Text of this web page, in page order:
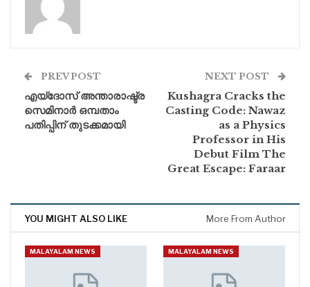
PREV POST
എയ്ദോസ് അന്താരാഷ്ട്ര
സെമിനാർ ഒമ്പതാം
പതിപ്പിന് തുടക്കമായി
NEXT POST
Kushagra Cracks the
Casting Code: Nawaz
as a Physics
Professor in His
Debut Film The
Great Escape: Faraar
YOU MIGHT ALSO LIKE More From Author
MALAYALAM NEWS MALAYALAM NEWS